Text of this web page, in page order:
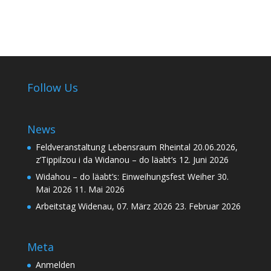
Follow Us
News
Feldveranstaltung Lebensraum Rheintal 20.06.2026,
z’Tippilzou i da Widanou – do läabt’s 12. Juni 2026
Widahou – do läabt’s: Einweihungsfest Weiher 30.
Mai 2026 11. Mai 2026
Arbeitstag Widenau, 07. März 2026 23. Februar 2026
Meta
Anmelden